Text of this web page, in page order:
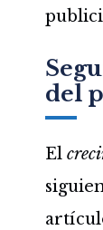
del
El